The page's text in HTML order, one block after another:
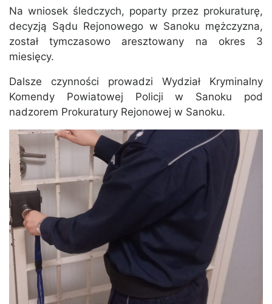
Na wniosek śledczych, poparty przez prokuraturę,
decyzją Sądu Rejonowego w Sanoku mężczyzna,
został tymczasowo aresztowany na okres 3
miesięcy.
Dalsze czynności prowadzi Wydział Kryminalny
Komendy Powiatowej Policji w Sanoku pod
nadzorem Prokuratury Rejonowej w Sanoku.